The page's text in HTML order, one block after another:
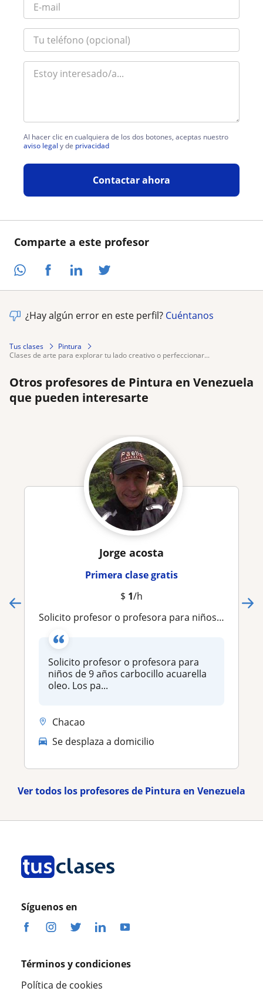
Comparte a este profesor
Al hacer clic en cualquiera de los dos botones, aceptas nuestro
aviso legal y de privacidad
Contactar ahora
¿Hay algún error en este perfil? Cuéntanos
Tus clases
Pintura
clases de arte para explorar tu lado creativo o perfeccionar...
Otros profesores de Pintura en Venezuela
que pueden interesarte
Jorge acosta
Primera clase gratis
$ 1/h
Solicito profesor o profesora para niños de 9 años carbocillo acuarella oleo. Los palos grandes arriba
Solicito profesor o profesora para
niños de 9 años carbocillo acuarella
oleo. Los pa...
Chacao
Se desplaza a domicilio
Ver todos los profesores de Pintura en Venezuela
Síguenos en
Términos y condiciones
Política de cookies